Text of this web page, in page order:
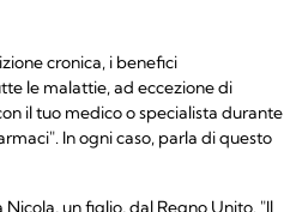
cronica, i benefici
le malattie, ad eccezione di
il tuo medico o specialista durante
In ogni caso, parla di questo
un figlio, dal Regno Unito. "Il